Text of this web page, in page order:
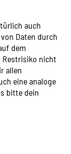
auch
Daten durch
dem
Restrisiko nicht
allen
eine analoge
bitte dein